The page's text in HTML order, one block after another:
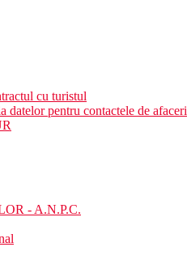
cu turistul
pentru contactele de afaceri
- A.N.P.C.